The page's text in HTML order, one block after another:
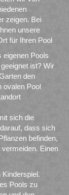
zeigen. Bei
unsere
für Ihren Pool
eigenen Pools
ist? Wir
den
ovalen Pool
sich die
dass sich
befinden,
Einen
Pools zu